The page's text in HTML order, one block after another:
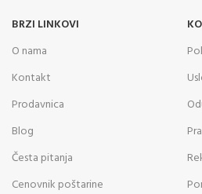
BRZI LINKOVI
O nama
Kontakt
Prodavnica
Blog
Česta pitanja
Cenovnik poštarine